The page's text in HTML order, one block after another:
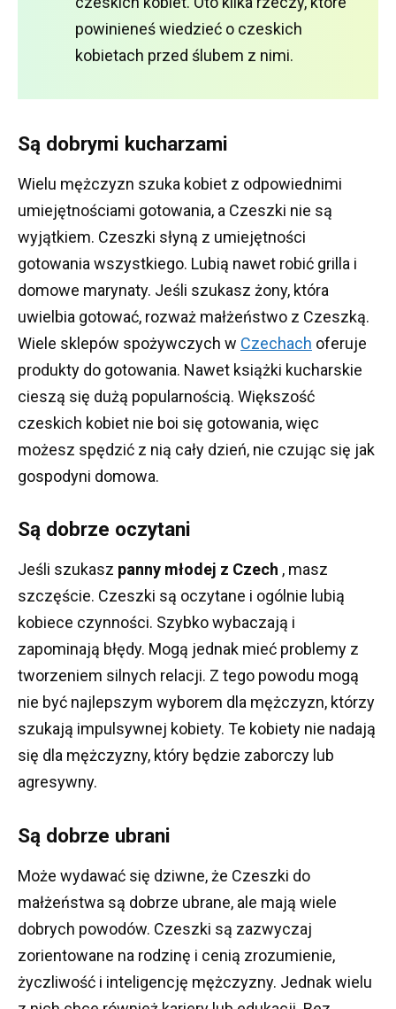
powinieneś wiedzieć o czeskich
kobietach przed ślubem z nimi.
Są dobrymi kucharzami
Wielu mężczyzn szuka kobiet z odpowiednimi
umiejętnościami gotowania, a Czeszki nie są
wyjątkiem. Czeszki słyną z umiejętności
gotowania wszystkiego. Lubią nawet robić grilla i
domowe marynaty. Jeśli szukasz żony, która
uwielbia gotować, rozważ małżeństwo z Czeszką.
Wiele sklepów spożywczych w Czechach oferuje
produkty do gotowania. Nawet książki kucharskie
cieszą się dużą popularnością. Większość
czeskich kobiet nie boi się gotowania, więc
możesz spędzić z nią cały dzień, nie czując się jak
gospodyni domowa.
Są dobrze oczytani
Jeśli szukasz panny młodej z Czech , masz
szczęście. Czeszki są oczytane i ogólnie lubią
kobiece czynności. Szybko wybaczają i
zapominają błędy. Mogą jednak mieć problemy z
tworzeniem silnych relacji. Z tego powodu mogą
nie być najlepszym wyborem dla mężczyzn, którzy
szukają impulsywnej kobiety. Te kobiety nie nadają
się dla mężczyzny, który będzie zaborczy lub
agresywny.
Są dobrze ubrani
Może wydawać się dziwne, że Czeszki do
małżeństwa są dobrze ubrane, ale mają wiele
dobrych powodów. Czeszki są zazwyczaj
zorientowane na rodzinę i cenią zrozumienie,
życzliwość i inteligencję mężczyzny. Jednak wielu